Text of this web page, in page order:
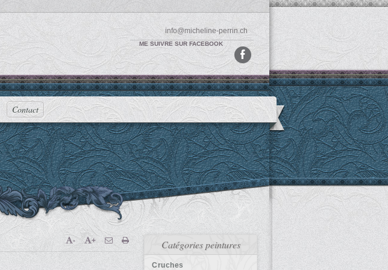
info@micheline-perrin.ch
ME SUIVRE SUR FACEBOOK
Contact
- + Catégories peintures
Cruches